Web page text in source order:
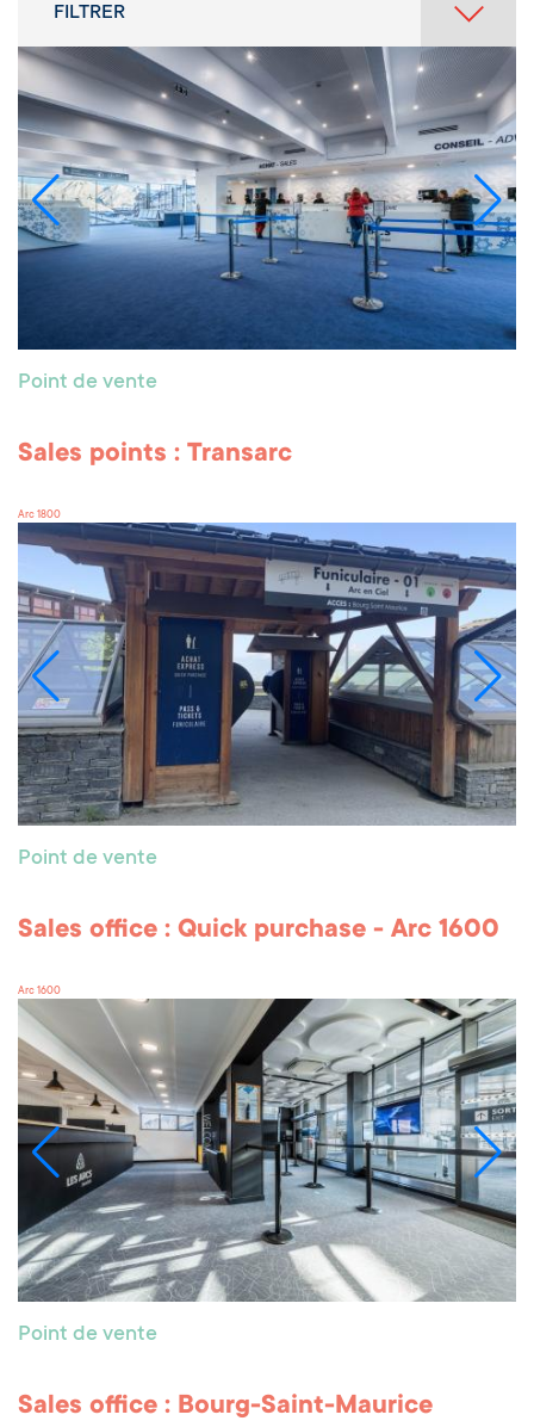
FILTRER
Point de vente
Sales points : Transarc
Arc 1800
Point de vente
Sales office : Quick purchase - Arc 1600
Arc 1600
Point de vente
Sales office : Bourg-Saint-Maurice